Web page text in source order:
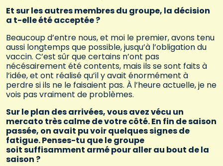
Et sur les autres membres du groupe, la décision
a t-elle été acceptée ?
Beaucoup d’entre nous, et moi le premier, avons tenu
aussi longtemps que possible, jusqu’à l’obligation du
vaccin. C’est sûr que certains n’ont pas
nécésairement été contents, mais ils se sont faits à
l’idée, et ont réalisé qu’il y avait énormément à
perdre si ils ne le faisaient pas. À l’heure actuelle, je ne
vois pas vraiment de problèmes.
Sur le plan des arrivées, vous avez vécu un
mercato très calme de votre côté. En fin de saison
passée, on avait pu voir quelques signes de
fatigue. Penses-tu que le groupe
soit suffisamment armé pour aller au bout de la
saison ?